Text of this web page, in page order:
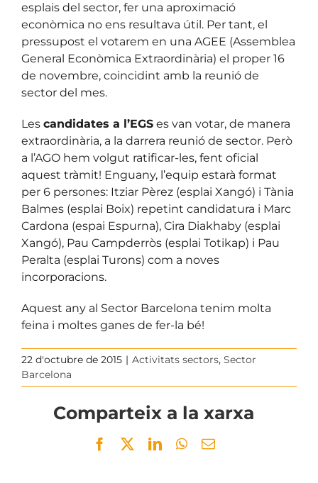
esplais del sector, fer una aproximació
econòmica no ens resultava útil. Per tant, el
pressupost el votarem en una AGEE (Assemblea
General Econòmica Extraordinària) el proper 16
de novembre, coincidint amb la reunió de
sector del mes.
Les candidates a l’EGS es van votar, de manera
extraordinària, a la darrera reunió de sector. Però
a l’AGO hem volgut ratificar-les, fent oficial
aquest tràmit! Enguany, l’equip estarà format
per 6 persones: Itziar Pèrez (esplai Xangó) i Tània
Balmes (esplai Boix) repetint candidatura i Marc
Cardona (espai Espurna), Cira Diakhaby (esplai
Xangó), Pau Campderròs (esplai Totikap) i Pau
Peralta (esplai Turons) com a noves
incorporacions.
Aquest any al Sector Barcelona tenim molta
feina i moltes ganes de fer-la bé!
22 d'octubre de 2015 | Activitats sectors, Sector
Barcelona
Comparteix a la xarxa
Facebook
TwitterLinkedInWhatsApp
Email